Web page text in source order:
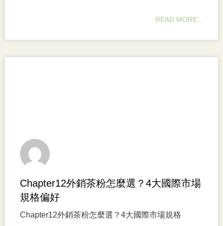
READ MORE...
Chapter12外銷茶粉怎麼選？4大國際市場
規格偏好
Chapter12外銷茶粉怎麼選？4大國際市場規格